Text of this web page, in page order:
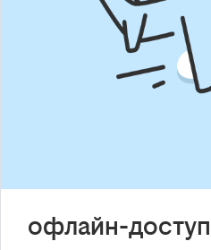
офлайн-доступ